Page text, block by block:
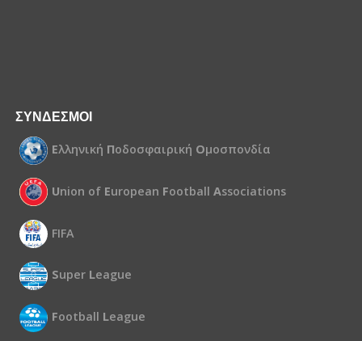
ΣΥΝΔΕΣΜΟΙ
Ελληνική Ποδοσφαιρική Ομοσπονδία
Union of European Football Associations
FIFA
Super League
Football League